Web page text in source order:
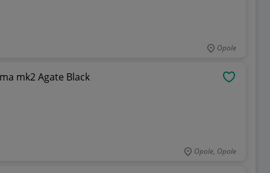
Opole
mk2 Agate Black
Opole, Opole